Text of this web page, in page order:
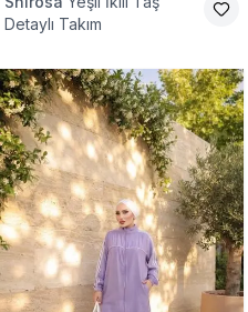
Detaylı Takım